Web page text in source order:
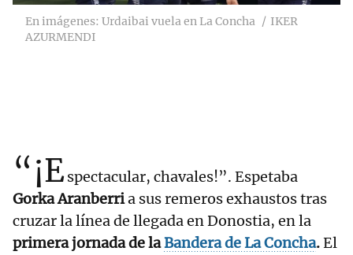
En imágenes: Urdaibai vuela en La Concha
IKER
AZURMENDI
“¡Espectacular, chavales!”. Espetaba
Gorka Aranberria sus remeros exhaustos tras
cruzar la línea de llegada en Donostia, en la
primera jornada de laBandera de La Concha.El